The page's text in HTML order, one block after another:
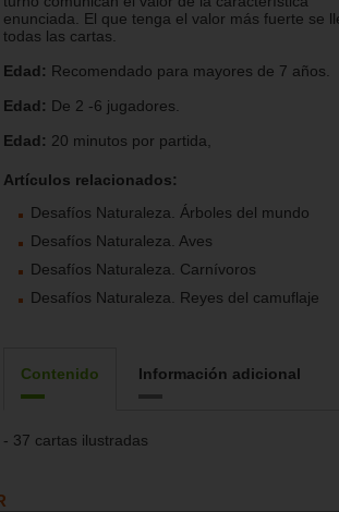
enunciada. El que tenga el valor más fuerte se
todas las cartas.
Edad: Recomendado para mayores de 7 años.
Edad: De 2 -6 jugadores.
Edad: 20 minutos por partida,
Artículos relacionados:
Desafíos Naturaleza. Árboles del mundo
Desafíos Naturaleza. Aves
Desafíos Naturaleza. Carnívoros
Desafíos Naturaleza. Reyes del camuflaje
Contenido Información adicional
- 37 cartas ilustradas